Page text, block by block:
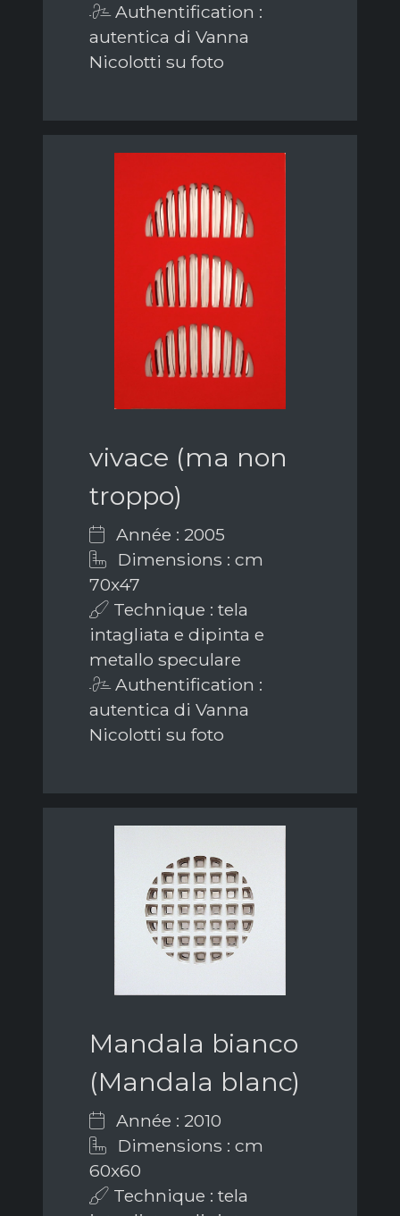
Authentification :
autentica di Vanna
Nicolotti su foto
vivace (ma non
troppo)
Année : 2005
Dimensions : cm
70x47
Technique : tela
intagliata e dipinta e
metallo speculare
Authentification :
autentica di Vanna
Nicolotti su foto
Mandala bianco
(Mandala blanc)
Année : 2010
Dimensions : cm
60x60
Technique : tela